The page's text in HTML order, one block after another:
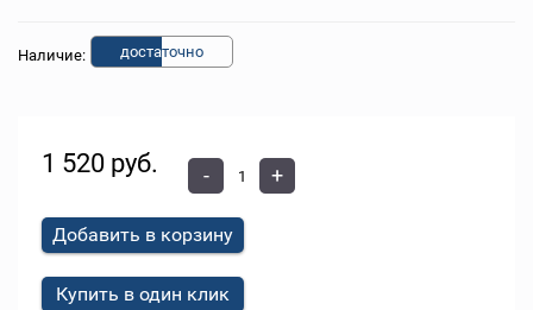
Наличие: достаточно
1 520 руб. - +
Добавить в корзину
Купить в один клик